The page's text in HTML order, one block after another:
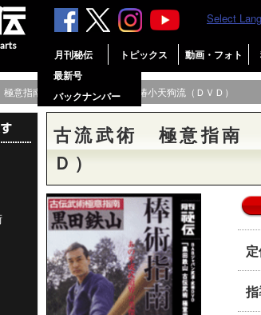
月刊秘伝
最新号
バックナンバー
トピックス 動画・フォト
Select
意指南 第７巻 棒術指南 椿小天狗流（ＤＶＤ）
古流武術 極意指南
Ｄ）